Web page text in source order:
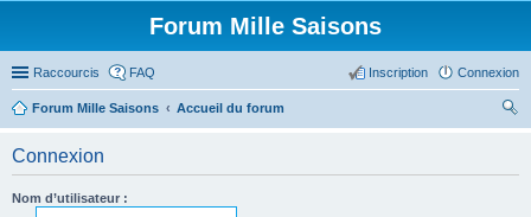
Forum Mille Saisons
Raccourcis FAQ Connexion
Inscription
Forum Mille Saisons
Accueil du forum
Connexion
Nom d’utilisateur :